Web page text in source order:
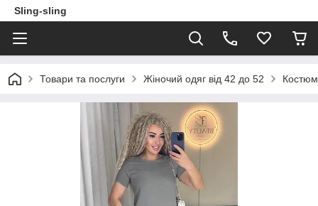
Sling-sling
Товари та послуги Жіночий одяг від 42 до 52